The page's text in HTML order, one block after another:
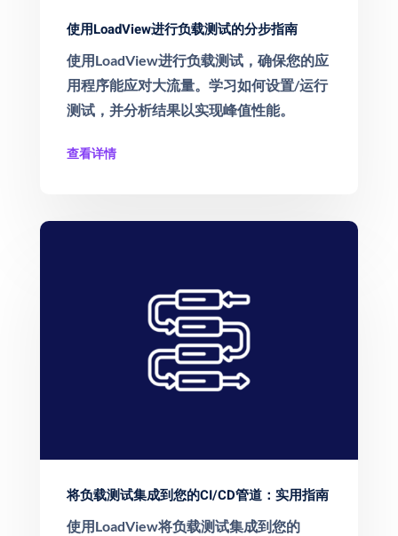
使用LoadView进行负载测试的分步指南
使用LoadView进行负载测试，确保您的应
用程序能应对大流量。学习如何设置/运行
测试，并分析结果以实现峰值性能。
查看详情
将负载测试集成到您的CI/CD管道：实用指南
使用LoadView将负载测试集成到您的